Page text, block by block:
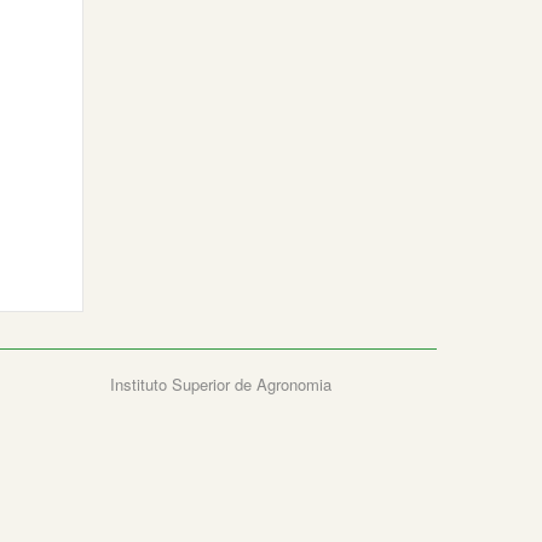
Instituto Superior de Agronomia